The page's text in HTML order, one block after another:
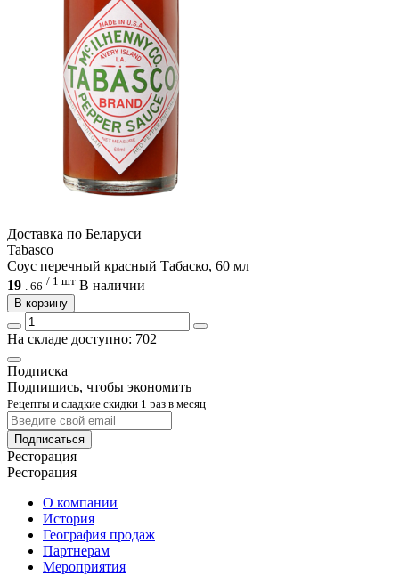
Доcтавка по Беларуси
Tabasco
Соус перечный красный Табаско, 60 мл
19 . 66 / 1 шт В наличии
В корзину
На складе доступно: 702
Подписка
Подпишись, чтобы экономить
Рецепты и сладкие скидки 1 раз в месяц
Подписаться
Ресторация
Ресторация
О компании
История
География продаж
Партнерам
Мероприятия